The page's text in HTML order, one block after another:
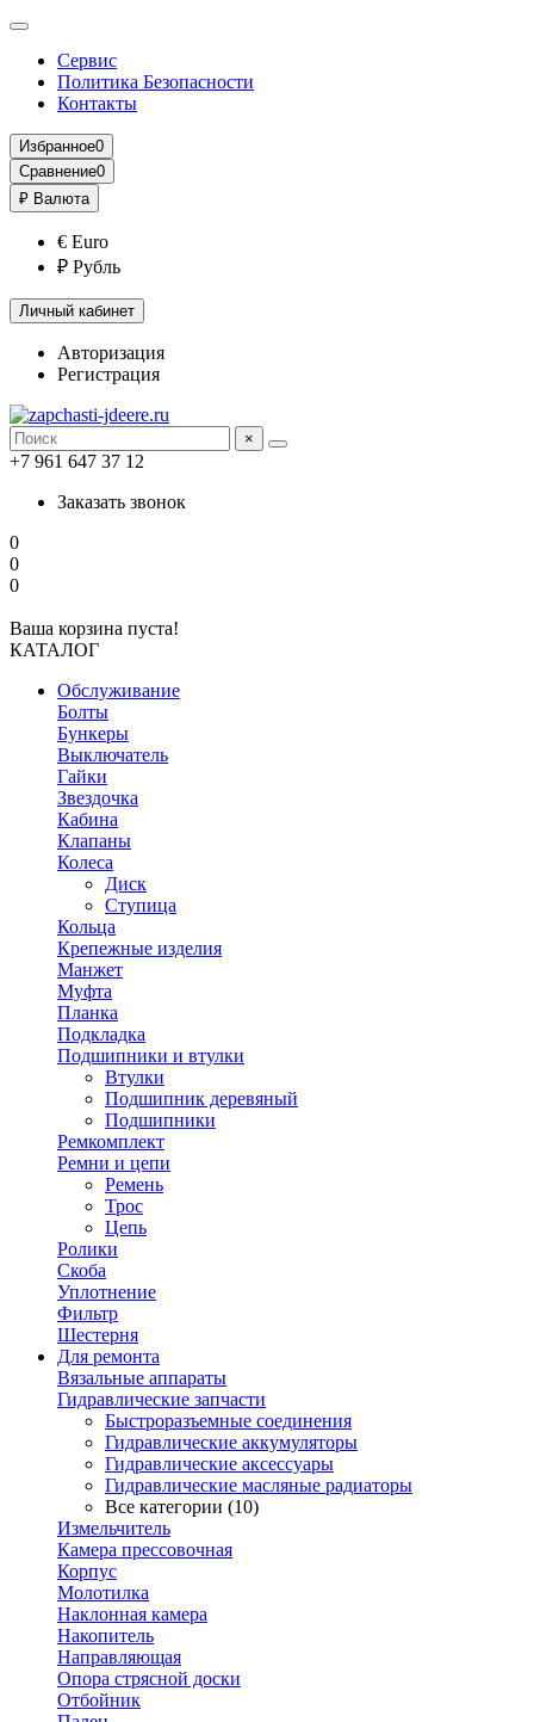
Сервис
Политика Безопасности
Контакты
Избранное0
Сравнение0
₽ Валюта
€ Euro
₽ Рубль
Личный кабинет
Авторизация
Регистрация
×
+7 961 647 37 12
Заказать звонок
0
0
0
Ваша корзина пуста!
КАТАЛОГ
Обслуживание
Болты
Бункеры
Выключатель
Гайки
Звездочка
Кабина
Клапаны
Колеса
Диск
Ступица
Кольца
Крепежные изделия
Манжет
Муфта
Планка
Подкладка
Подшипники и втулки
Втулки
Подшипник деревяный
Подшипники
Ремкомплект
Ремни и цепи
Ремень
Трос
Цепь
Ролики
Скоба
Уплотнение
Фильтр
Шестерня
Для ремонта
Вязальные аппараты
Гидравлические запчасти
Быстроразъемные соединения
Гидравлические аккумуляторы
Гидравлические аксессуары
Гидравлические масляные радиаторы
Все категории (10)
Измельчитель
Камера прессовочная
Корпус
Молотилка
Наклонная камера
Накопитель
Направляющая
Опора стрясной доски
Отбойник